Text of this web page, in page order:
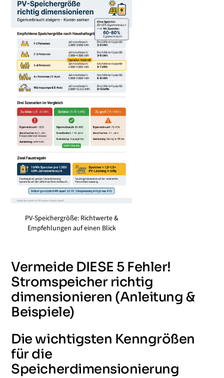
PV-Speichergröße: Richtwerte &
Empfehlungen auf einen Blick
Vermeide DIESE 5 Fehler!
Stromspeicher richtig
dimensionieren (Anleitung &
Beispiele)
Die wichtigsten Kenngrößen
für die
Speicherdimensionierung